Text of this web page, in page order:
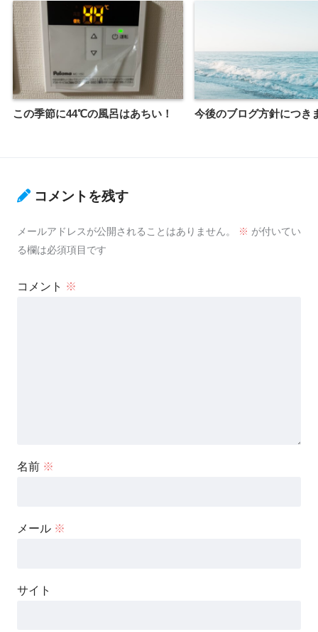
この季節に44℃の風呂はあちい！ 今後のブログ方針につき
コメントを残す
メールアドレスが公開されることはありません。 ※ が付いてい
る欄は必須項目です
コメント ※
名前 ※
メール ※
サイト